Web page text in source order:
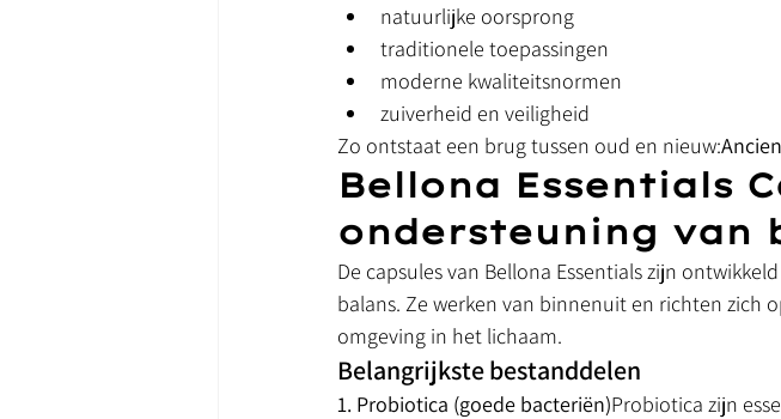
natuurlijke oorsprong
traditionele toepassingen
moderne kwaliteitsnormen
zuiverheid en veiligheid
Zo ontstaat een brug tussen oud en nieuw:
Bellona Essentials
ondersteuning van
De capsules van Bellona Essentials zijn
balans. Ze werken van binnenuit en richten zich
omgeving in het lichaam.
Belangrijkste bestanddelen
1. Probiotica (goede bacteriën)Probiotica zijn